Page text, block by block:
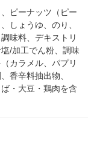
ピーナッツ（ピー
しょうゆ、のり、
味料、デキストリ
/加工でん粉、調味
カラメル、パプリ
香辛料抽出物、
・大豆・鶏肉を含